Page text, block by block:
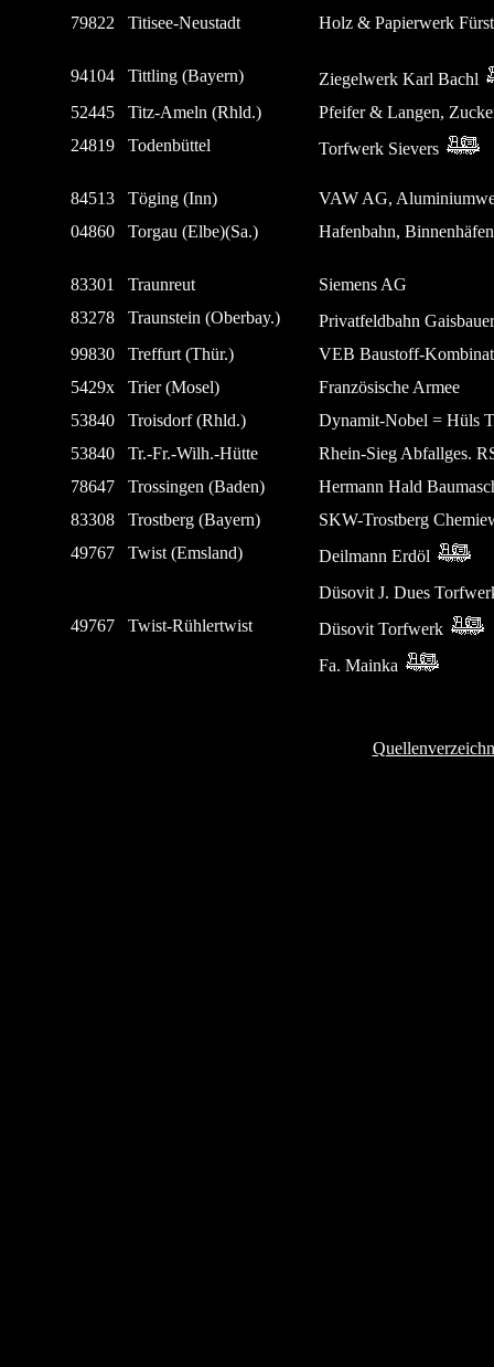
79822
Titisee-Neustadt Holz & Papierwerk
94104 Tittling (Bayern)
Ziegelwerk Karl Bachl
52445
Titz-Ameln (Rhld.)
Pfeifer & Langen,
24819
Todenbüttel Torfwerk Sievers
84513 Töging (Inn)
VAW AG,
04860
Torgau (Elbe)(Sa.) Hafenbahn,
83301 Traunreut
Siemens AG
83278
Traunstein (Oberbay.)
Privatfeldbahn
99830
Treffurt (Thür.)
VEB Baustoff-
5429x
Trier (Mosel)
Französische Armee
53840
Troisdorf (Rhld.)
Dynamit-Nobel = Hüls
53840
Tr.-Fr.-Wilh.-Hütte
Rhein-Sieg Abfallges.
78647
Trossingen (Baden)
Hermann Hald
83308
Trostberg (Bayern)
SKW-Trostberg
49767
Twist (Emsland)
Deilmann Erdöl
Düsovit J. Dues
49767
Twist-Rühlertwist
Düsovit Torfwerk
Fa. Mainka